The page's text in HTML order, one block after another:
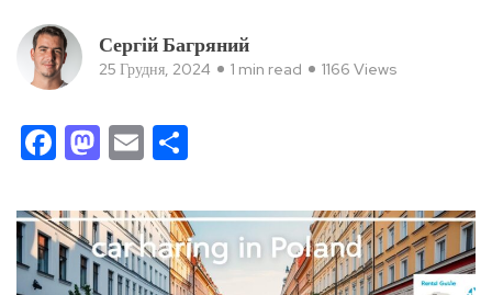
Сергій Багряний
25 Грудня, 2024 1 min read 1166 Views
Facebook
Mastodon
Email